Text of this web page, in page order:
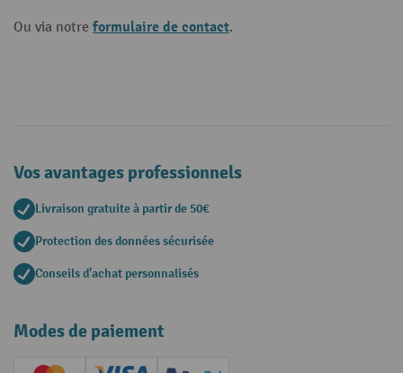
Ou via notre formulaire de contact.
Vos avantages professionnels
Livraison gratuite à partir de 50€
Protection des données sécurisée
Conseils d'achat personnalisés
Modes de paiement